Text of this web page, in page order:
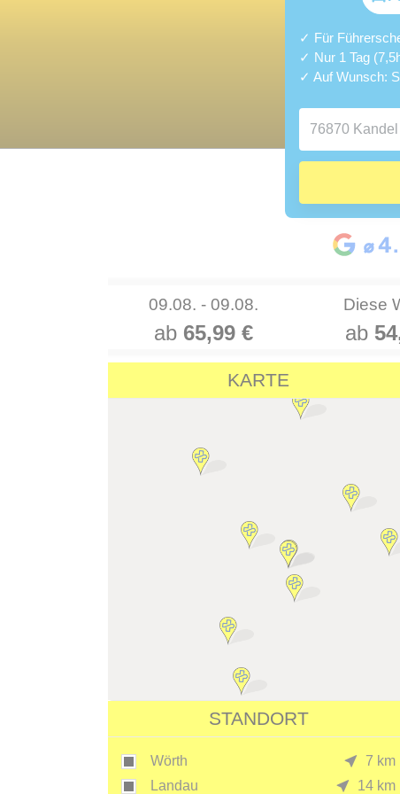
✓ Für
✓ Nur 1 Tag
✓ Auf Wunsch:
09.08. - 09.08.
ab 65,99 €
Diese
ab
KARTE
STANDORT
Wörth
7 km
Landau
14 km